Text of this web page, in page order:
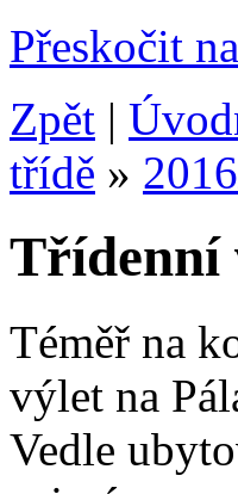
Přeskočit
Zpět |
třídě »
Třídenní
Téměř na
výlet na
Vedle